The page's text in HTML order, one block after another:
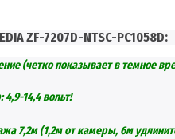
ZF-7207D-NTSC-PC1058D:
(четко показывает в темное
14,4 вольт!
7,2м (1,2м от камеры, 6м